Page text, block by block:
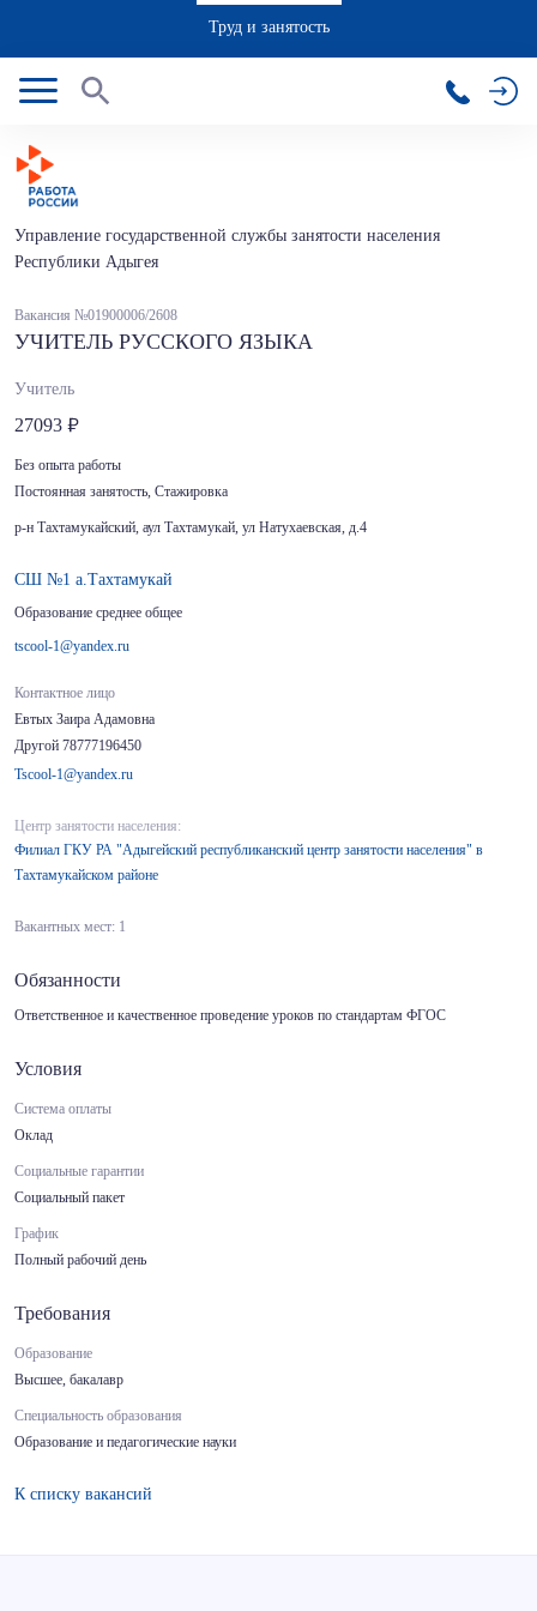
Труд и занятость
Управление государственной службы занятости населения
Республики Адыгея
Вакансия №01900006/2608
УЧИТЕЛЬ РУССКОГО ЯЗЫКА
Учитель
27093
Без опыта работы
Постоянная занятость, Стажировка
р-н Тахтамукайский, аул Тахтамукай, ул Натухаевская, д.4
СШ №1 а.Тахтамукай
Образование среднее общее
tscool-1@yandex.ru
Контактное лицо
Евтых Заира Адамовна
Другой 78777196450
Tscool-1@yandex.ru
Центр занятости населения:
Филиал ГКУ РА "Адыгейский республиканский центр занятости населения" в
Тахтамукайском районе
Вакантных мест: 1
Обязанности
Ответственное и качественное проведение уроков по стандартам ФГОС
Условия
Система оплаты
Оклад
Социальные гарантии
Социальный пакет
График
Полный рабочий день
Требования
Образование
Высшее, бакалавр
Специальность образования
Образование и педагогические науки
К списку вакансий